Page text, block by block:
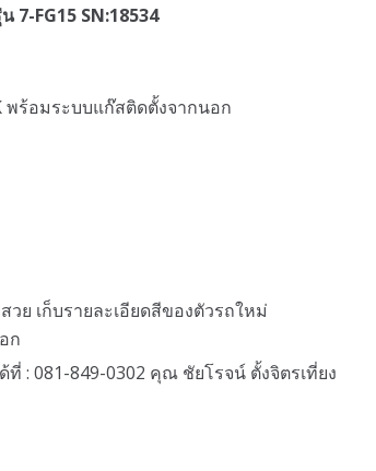
7-FG15 SN:18534
พร้อมระบบแก๊สติดตั้งจากนอก
ย เก็บรายละเอียดสีของตัวรถใหม่
ก
ที่ : 081-849-0302 คุณ ชัยโรจน์ ตั้งจิตรเที่ยง